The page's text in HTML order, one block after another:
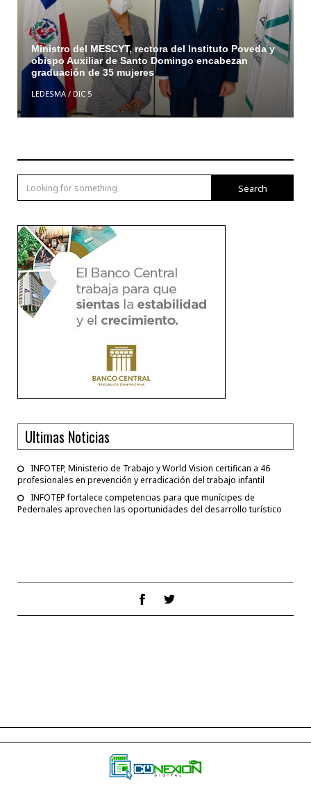
Ministro del MESCYT, rectora del Instituto Poveda y
obispo Auxiliar de Santo Domingo encabezan
graduación de 35 mujeres
LEDESMA/ DIC 5
Search
Ultimas Noticias
INFOTEP, Ministerio de Trabajo y World Vision certifican a 46
profesionales en prevención y erradicación del trabajo infantil
INFOTEP fortalece competencias para que munícipes de
Pedernales aprovechen las oportunidades del desarrollo turístico